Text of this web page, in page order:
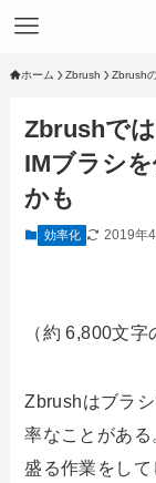
ホーム Zbrush Zbrush
Zbrushで
IMブラシ
かも
効率化 2019年
（約 6,800文字
Zbrushはブラ
率なことがあ
盛る作業をして